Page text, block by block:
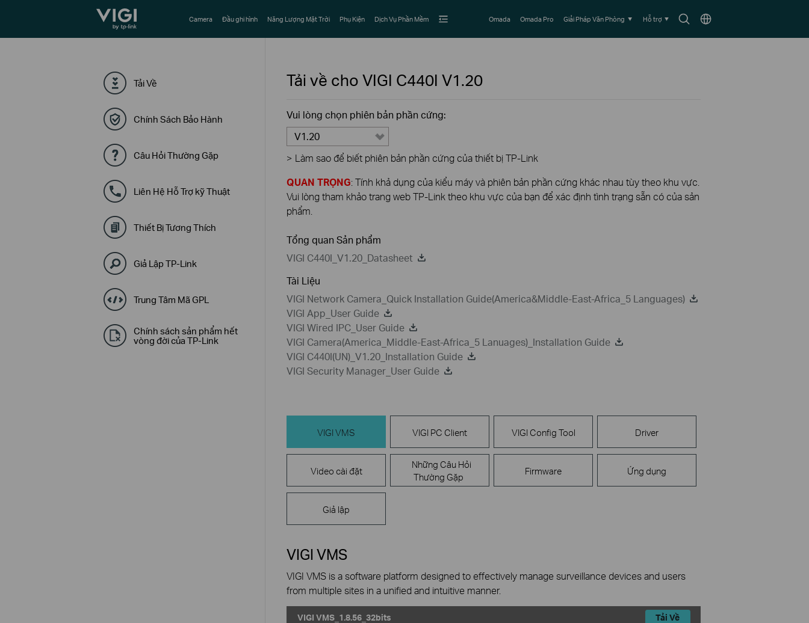
TP-Link, Reliably Smart
Biểu
Chọn
Camera Đầu ghi hình Năng Lượng Mặt Trời Phụ Kiện Dịch Vụ Phần Mềm Omada Omada Pro Giải Pháp Văn Phòng Hỗ trợ
Tải Về
Chính Sách Bảo Hành
Câu Hỏi Thường Gặp
Liên Hệ Hỗ Trợ kỹ Thuật
Thiết Bị Tương Thích
Giả Lập TP-Link
Trung Tâm Mã GPL
Chính sách sản phẩm hết
vòng đời của TP-Link
Tải về cho VIGI C440I V1.20
Vui lòng chọn phiên bản phần cứng:
V1.20
> Làm sao để biết phiên bản phần cứng của thiết bị TP-Link
QUAN TRỌNG: Tính khả dụng của kiểu máy và phiên bản phần cứng khác nhau tùy theo khu vực.
Vui lòng tham khảo trang web TP-Link theo khu vực của bạn để xác định tình trạng sẵn có của sản
phẩm.
Tổng quan Sản phẩm
VIGI C440I_V1.20_Datasheet
Tài Liệu
VIGI Network Camera_Quick Installation Guide(America&Middle-East-Africa_5 Languages)
VIGI App_User Guide
VIGI Wired IPC_User Guide
VIGI Camera(America_Middle-East-Africa_5 Lanuages)_Installation Guide
VIGI C440I(UN)_V1.20_Installation Guide
VIGI Security Manager_User Guide
VIGI VMS VIGI PC Client VIGI Config Tool Driver
Video cài đặt
Những Câu Hỏi
Thường Gặp
Firmware Ứng dụng
Giả lập
VIGI VMS
VIGI VMS is a software platform designed to effectively manage surveillance devices and users
from multiple sites in a unified and intuitive manner.
VIGI VMS_1.8.56_32bits Tải Về